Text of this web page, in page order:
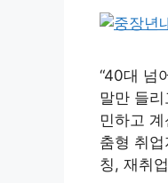
“40대 넘
말만 들
민하고
춤형 취
칭, 재취